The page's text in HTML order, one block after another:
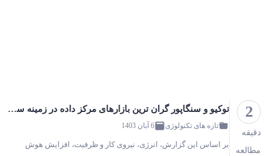
2
دقیقه
مطالعه
توکیو و سنگاپور گران ترین بازارهای مرکز داده در زمینه ساخت هستند!
تازه های تکنولوژی 6 آبان 1403
بر اساس این گزارش، انرژی، نیروی کار و ظرفیت، افزایش هوش